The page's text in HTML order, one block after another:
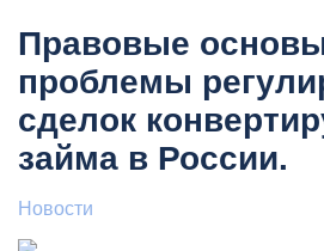
Правовые
проблемы
сделок
займа в России.
Новости